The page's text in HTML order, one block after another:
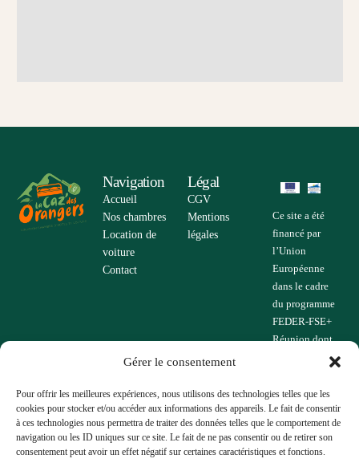
Gérer le consentement
Pour offrir les meilleures expériences, nous utilisons des technologies telles que les
cookies pour stocker et/ou accéder aux informations des appareils. Le fait de consentir
à ces technologies nous permettra de traiter des données telles que le comportement de
navigation ou les ID uniques sur ce site. Le fait de ne pas consentir ou de retirer son
consentement peut avoir un effet négatif sur certaines caractéristiques et fonctions.
Navigation
Accueil
Nos chambres
Location de
voiture
Contact
Légal
CGV
Mentions
légales
Ce site a été
financé par
l’Union
Européenne
dans le cadre
du programme
FEDER-FSE+
Réunion dont
Région
Réunion.
L’Europe
s’engage à La